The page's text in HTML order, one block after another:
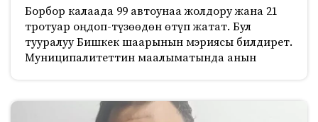
Борбор калаада 99 автоунаа жолдору жана 21
тротуар оңдоп-түзөөдөн өтүп жатат. Бул
тууралуу Бишкек шаарынын мэриясы билдирет.
Муниципалитеттин маалыматында анын